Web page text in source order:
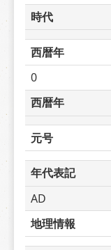
時代
西暦年
0
西暦年
元号
年代表記
AD
地理情報